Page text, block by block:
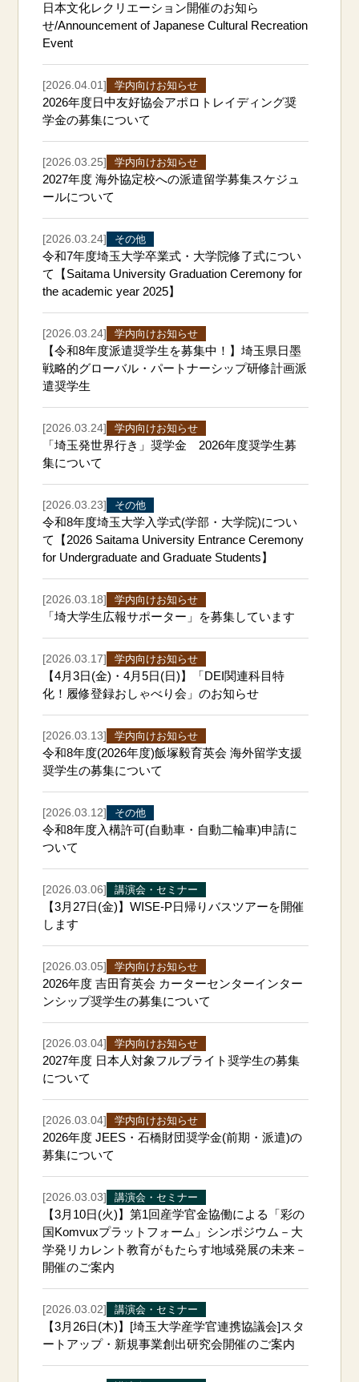
日本文化レクリエーション開催のお知ら
せ/Announcement of Japanese Cultural Recreation
Event
[2026.04.01] 学内向けお知らせ
2026年度日中友好協会アポロトレイディング奨
学金の募集について
[2026.03.25] 学内向けお知らせ
2027年度 海外協定校への派遣留学募集スケジュ
ールについて
[2026.03.24] その他
令和7年度埼玉大学卒業式・大学院修了式につい
て【Saitama University Graduation Ceremony for
the academic year 2025】
[2026.03.24] 学内向けお知らせ
【令和8年度派遣奨学生を募集中！】埼玉県日墨
戦略的グローバル・パートナーシップ研修計画派
遣奨学生
[2026.03.24] 学内向けお知らせ
「埼玉発世界行き」奨学金 2026年度奨学生募
集について
[2026.03.23] その他
令和8年度埼玉大学入学式(学部・大学院)につい
て【2026 Saitama University Entrance Ceremony
for Undergraduate and Graduate Students】
[2026.03.18] 学内向けお知らせ
「埼大学生広報サポーター」を募集しています
[2026.03.17] 学内向けお知らせ
【4月3日(金)・4月5日(日)】「DEI関連科目特
化！履修登録おしゃべり会」のお知らせ
[2026.03.13] 学内向けお知らせ
令和8年度(2026年度)飯塚毅育英会 海外留学支援
奨学生の募集について
[2026.03.12] その他
令和8年度入構許可(自動車・自動二輪車)申請に
ついて
[2026.03.06] 講演会・セミナー
【3月27日(金)】WISE-P日帰りバスツアーを開催
します
[2026.03.05] 学内向けお知らせ
2026年度 吉田育英会 カーターセンターインター
ンシップ奨学生の募集について
[2026.03.04] 学内向けお知らせ
2027年度 日本人対象フルブライト奨学生の募集
について
[2026.03.04] 学内向けお知らせ
2026年度 JEES・石橋財団奨学金(前期・派遣)の
募集について
[2026.03.03] 講演会・セミナー
【3月10日(火)】第1回産学官金協働による「彩の
国Komvuxプラットフォーム」シンポジウム－大
学発リカレント教育がもたらす地域発展の未来－
開催のご案内
[2026.03.02] 講演会・セミナー
【3月26日(木)】[埼玉大学産学官連携協議会]スタ
ートアップ・新規事業創出研究会開催のご案内